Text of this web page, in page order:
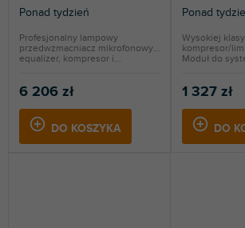
Ponad tydzień
6 206 zł
DO KOSZYKA
Profesjonalny lampowy
przedwzmacniacz mikrofonowy,
equalizer, kompresor i...
Ponad
1 327 zł
DO
Wysokiej klasy
kompresor/
Moduł do